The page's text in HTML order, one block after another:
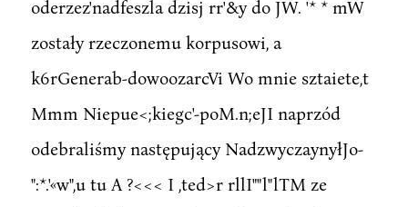
oderzez'nadfeszla dzisj rr'&y do JW. '* * mW
zostały rzeczonemu korpusowi, a
k6rGenerab-dowoozarcVi Wo mnie sztaiete,t
Mmm Niepue<;kiegc'-poM.n;eJI naprzód
odebraliśmy następujący NadzwyczaynyłJo-
":*.'«w",u tu A ?<<< I ,ted>r rllI""l"lTM ze